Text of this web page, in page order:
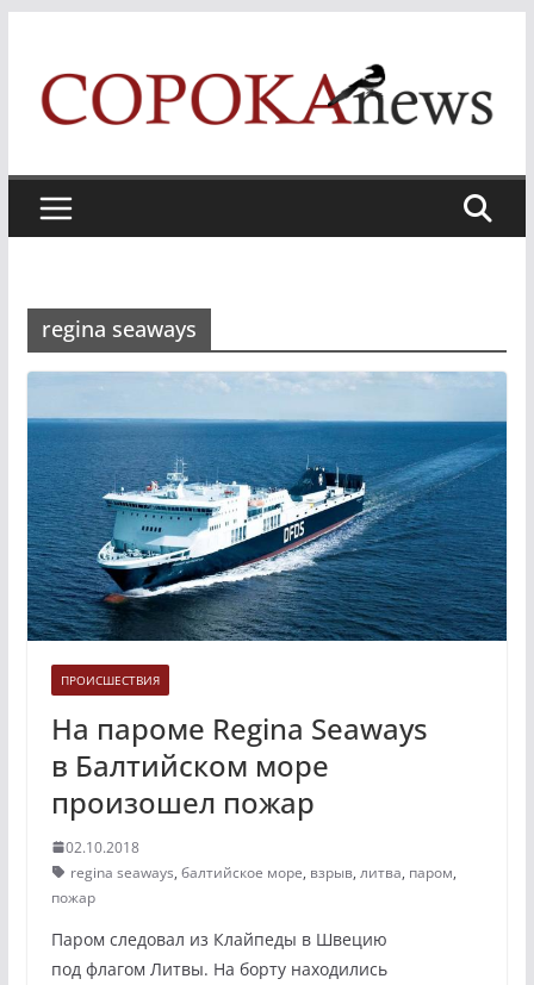
content
regina seaways
ПРОИСШЕСТВИЯ
На пароме Regina Seaways
в Балтийском море
произошел пожар
02.10.2018
regina seaways, балтийское море, взрыв, литва, паром,
пожар
Паром следовал из Клайпеды в Швецию
под флагом Литвы. На борту находились